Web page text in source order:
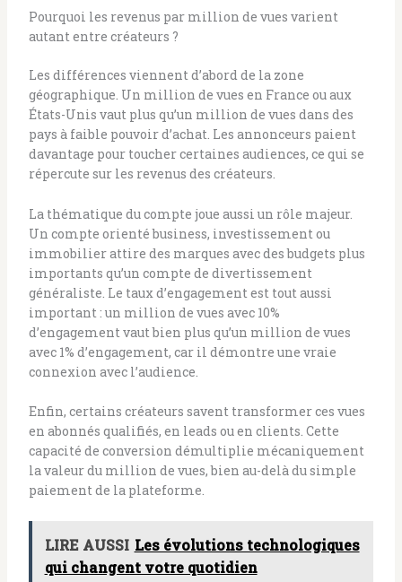
Pourquoi les revenus par million de vues varient
autant entre créateurs ?
Les différences viennent d’abord de la zone
géographique. Un million de vues en France ou aux
États-Unis vaut plus qu’un million de vues dans des
pays à faible pouvoir d’achat. Les annonceurs paient
davantage pour toucher certaines audiences, ce qui se
répercute sur les revenus des créateurs.
La thématique du compte joue aussi un rôle majeur.
Un compte orienté business, investissement ou
immobilier attire des marques avec des budgets plus
importants qu’un compte de divertissement
généraliste. Le taux d’engagement est tout aussi
important : un million de vues avec 10%
d’engagement vaut bien plus qu’un million de vues
avec 1% d’engagement, car il démontre une vraie
connexion avec l’audience.
Enfin, certains créateurs savent transformer ces vues
en abonnés qualifiés, en leads ou en clients. Cette
capacité de conversion démultiplie mécaniquement
la valeur du million de vues, bien au-delà du simple
paiement de la plateforme.
LIRE AUSSI Les évolutions technologiques
qui changent votre quotidien